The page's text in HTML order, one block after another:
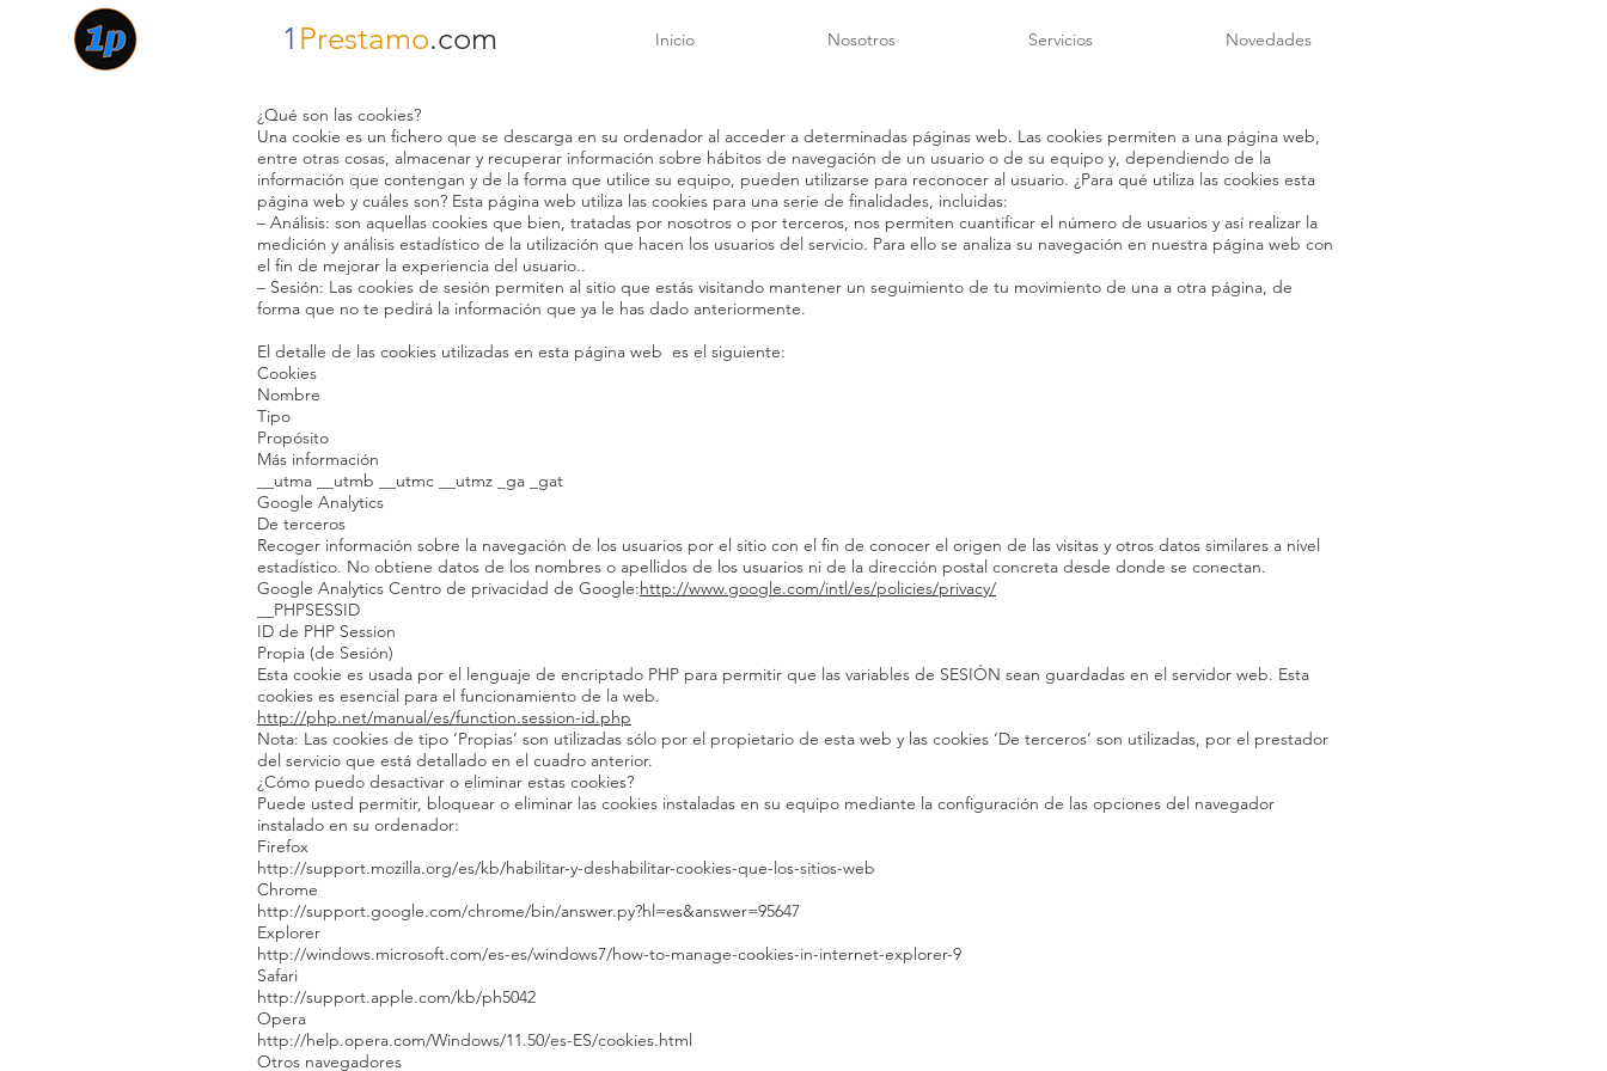
1 Prestamo.com Inicio Nosotros Servicios Novedades
¿Qué son las cookies?
Una cookie es un fichero que se descarga en su ordenador al acceder a determinadas páginas web. Las cookies permiten a una página web,
entre otras cosas, almacenar y recuperar información sobre hábitos de navegación de un usuario o de su equipo y, dependiendo de la
información que contengan y de la forma que utilice su equipo, pueden utilizarse para reconocer al usuario. ¿Para qué utiliza las cookies esta
página web y cuáles son? Esta página web utiliza las cookies para una serie de finalidades, incluidas:
– Análisis: son aquellas cookies que bien, tratadas por nosotros o por terceros, nos permiten cuantificar el número de usuarios y así realizar la
medición y análisis estadístico de la utilización que hacen los usuarios del servicio. Para ello se analiza su navegación en nuestra página web con
el fin de mejorar la experiencia del usuario..
– Sesión: Las cookies de sesión permiten al sitio que estás visitando mantener un seguimiento de tu movimiento de una a otra página, de
forma que no te pedirá la información que ya le has dado anteriormente.
El detalle de las cookies utilizadas en esta página web es el siguiente:
Cookies
Nombre
Tipo
Propósito
Más información
__utma __utmb __utmc __utmz _ga _gat
Google Analytics
De terceros
Recoger información sobre la navegación de los usuarios por el sitio con el fin de conocer el origen de las visitas y otros datos similares a nivel
estadístico. No obtiene datos de los nombres o apellidos de los usuarios ni de la dirección postal concreta desde donde se conectan.
Google Analytics Centro de privacidad de Google:http://www.google.com/intl/es/policies/privacy/
__PHPSESSID
ID de PHP Session
Propia (de Sesión)
Esta cookie es usada por el lenguaje de encriptado PHP para permitir que las variables de SESIÓN sean guardadas en el servidor web. Esta
cookies es esencial para el funcionamiento de la web.
http://php.net/manual/es/function.session-id.php
Nota: Las cookies de tipo ‘Propias’ son utilizadas sólo por el propietario de esta web y las cookies ‘De terceros’ son utilizadas, por el prestador
del servicio que está detallado en el cuadro anterior.
¿Cómo puedo desactivar o eliminar estas cookies?
Puede usted permitir, bloquear o eliminar las cookies instaladas en su equipo mediante la configuración de las opciones del navegador
instalado en su ordenador:
Firefox
http://support.mozilla.org/es/kb/habilitar-y-deshabilitar-cookies-que-los-sitios-web
Chrome
http://support.google.com/chrome/bin/answer.py?hl=es&answer=95647
Explorer
http://windows.microsoft.com/es-es/windows7/how-to-manage-cookies-in-internet-explorer-9
Safari
http://support.apple.com/kb/ph5042
Opera
http://help.opera.com/Windows/11.50/es-ES/cookies.html
Otros navegadores